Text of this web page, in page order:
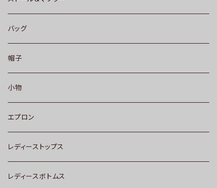
バッグ
帽子
小物
エプロン
レディーストップス
レディースボトムス